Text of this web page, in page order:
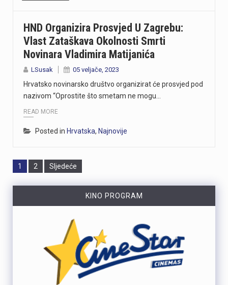
HND Organizira Prosvjed U Zagrebu:
Vlast Zataškava Okolnosti Smrti
Novinara Vladimira Matijanića
LSusak 05 veljače, 2023
Hrvatsko novinarsko društvo organizirat će prosvjed pod
nazivom “Oprostite što smetam ne mogu…
READ MORE
Posted in Hrvatska, Najnovije
Page
1 Page
2 Sljedeće
KINO PROGRAM